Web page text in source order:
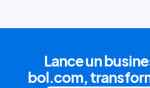
Lance un
bol.com,